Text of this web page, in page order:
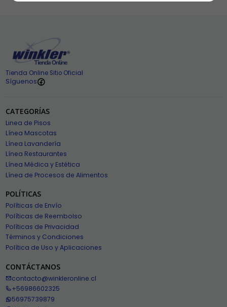
Tienda Online Sitio Oficial
Síguenos
CATEGORÍAS
Linea de Pisos
Línea Mascotas
Línea Lavandería
Línea Restaurantes
Línea Médica y Estética
Línea de Procesos de Alimentos
POLÍTICAS
Políticas de Envío
Políticas de Reembolso
Políticas de Privacidad
Términos y Condiciones
Política de Uso y Aplicaciones
CONTÁCTANOS
contacto@winkleronline.cl
+56986602325
56975739879